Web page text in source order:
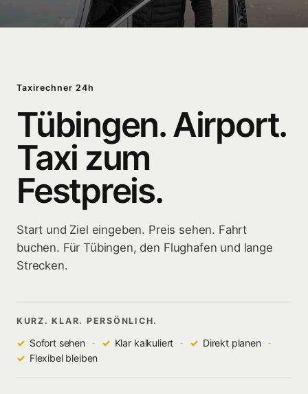
Taxirechner 24h
Tübingen. Airport.
Taxi zum
Festpreis.
Start und Ziel eingeben. Preis sehen. Fahrt
buchen. Für Tübingen, den Flughafen und lange
Strecken.
KURZ. KLAR. PERSÖNLICH.
✓ Sofort sehen · ✓ Klar kalkuliert · ✓ Direkt planen
·
✓ Flexibel bleiben
Tübingen &
Fahrt
planen